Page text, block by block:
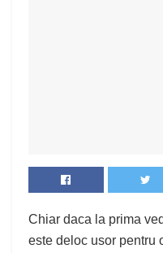
Chiar daca la prima
este deloc usor pentru